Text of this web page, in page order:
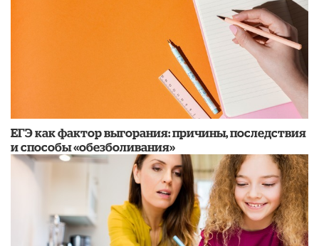
​ЕГЭ как фактор выгорания: причины, последствия
и способы «обезболивания»